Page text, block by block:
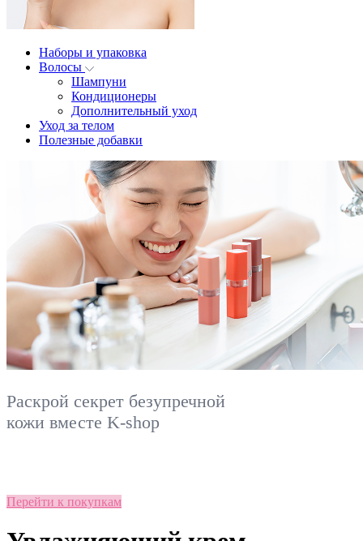
Наборы и упаковка
Волосы
Шампуни
Кондиционеры
Дополнительный уход
Уход за телом
Полезные добавки
Раскрой секрет безупречной
кожи вместе K-shop
Перейти к покупкам